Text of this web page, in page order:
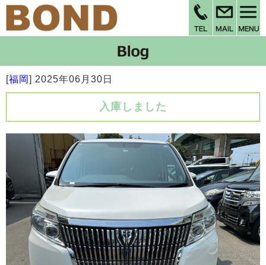
[福岡] 2025年06月30日
入庫しました